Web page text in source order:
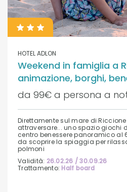
HOTEL ADLON
Weekend in famiglia a
animazione, borghi,
da 99€ a persona a
Direttamente sul mare di
attraversare... uno spazio giochi
centro benessere panoramico al
da scoprire la spiaggia per
polmoni
Validità: 26.02.26 / 30.09.26
Trattamento:Half board